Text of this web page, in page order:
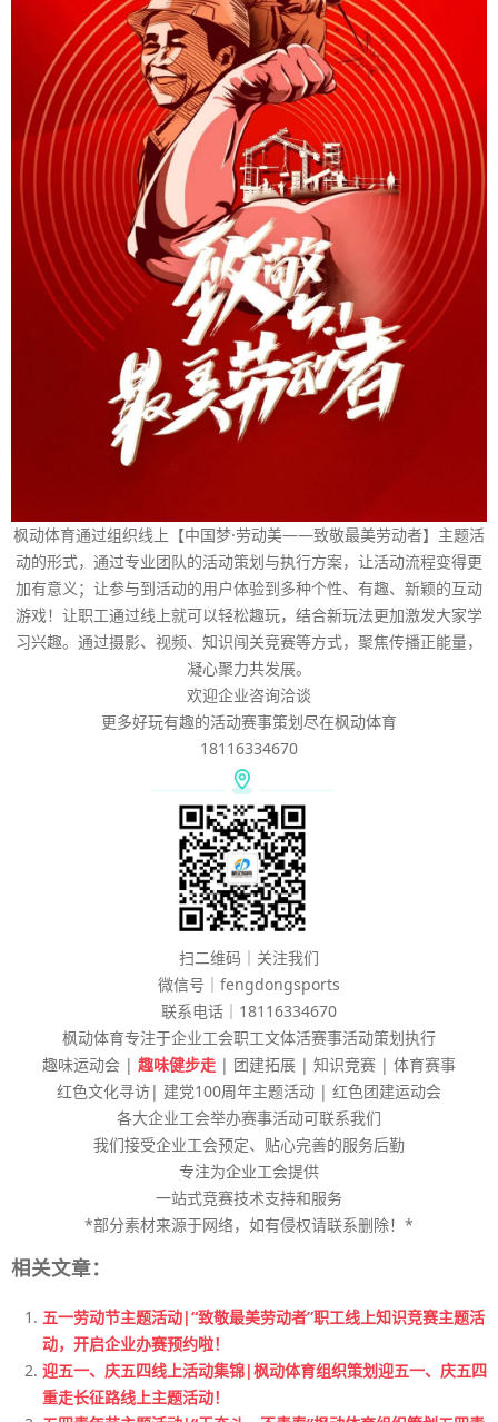
枫动体育通过组织线上【中国梦·劳动美——致敬最美劳动者】主题活
动的形式，通过专业团队的活动策划与执行方案，让活动流程变得更
加有意义；让参与到活动的用户体验到多种个性、有趣、新颖的互动
游戏！让职工通过线上就可以轻松趣玩，结合新玩法更加激发大家学
习兴趣。通过摄影、视频、知识闯关竞赛等方式，聚焦传播正能量，
凝心聚力共发展。
欢迎企业咨询洽谈
更多好玩有趣的活动赛事策划尽在枫动体育
18116334670
扫二维码｜关注我们
微信号｜fengdongsports
联系电话｜18116334670
枫动体育专注于企业工会职工文体活赛事活动策划执行
趣味运动会 | 趣味健步走 | 团建拓展 | 知识竞赛 | 体育赛事
红色文化寻访| 建党100周年主题活动 | 红色团建运动会
各大企业工会举办赛事活动可联系我们
我们接受企业工会预定、贴心完善的服务后勤
专注为企业工会提供
一站式竞赛技术支持和服务
*部分素材来源于网络，如有侵权请联系删除！*
相关文章：
五一劳动节主题活动|“致敬最美劳动者”职工线上知识竞赛主题活
动，开启企业办赛预约啦！
迎五一、庆五四线上活动集锦|枫动体育组织策划迎五一、庆五四
重走长征路线上主题活动！